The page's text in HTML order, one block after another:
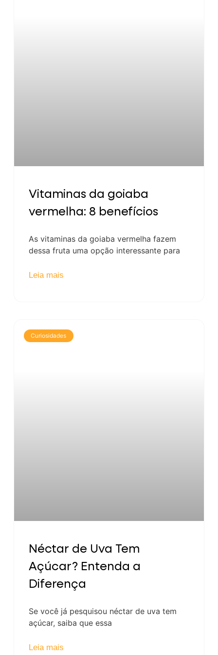
Vitaminas da goiaba
vermelha: 8 benefícios
As vitaminas da goiaba vermelha fazem
dessa fruta uma opção interessante para
Leia mais
Curiosidades
Néctar de Uva Tem
Açúcar? Entenda a
Diferença
Se você já pesquisou néctar de uva tem
açúcar, saiba que essa
Leia mais